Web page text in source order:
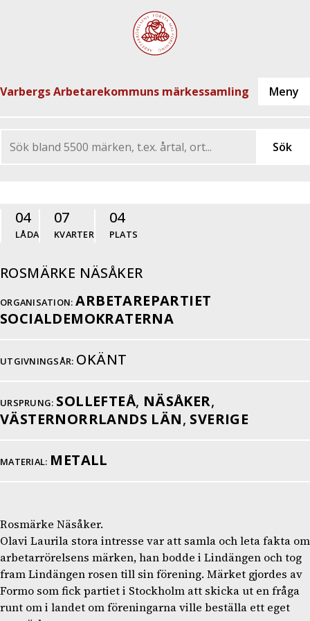
Varbergs Arbetarekommuns märkessamling
04
LÅDA
07
KVARTER
04
PLATS
ROSMÄRKE NÄSÅKER
ORGANISATION: ARBETAREPARTIET
SOCIALDEMOKRATERNA
UTGIVNINGSÅR: OKÄNT
URSPRUNG: SOLLEFTEÅ, NÄSÅKER,
VÄSTERNORRLANDS LÄN, SVERIGE
MATERIAL: METALL
Rosmärke Näsåker.
Olavi Laurila stora intresse var att samla och leta fakta om
arbetarrörelsens märken, han bodde i Lindängen och tog
fram Lindängen rosen till sin förening. Märket gjordes av
Formo som fick partiet i Stockholm att skicka ut en fråga
runt om i landet om föreningarna ville beställa ett eget